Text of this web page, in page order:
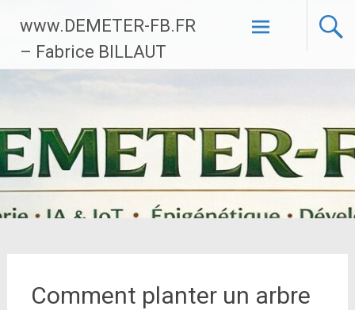
contenu
principal
www.DEMETER-FB.FR
– Fabrice BILLAUT
Comment planter un arbre